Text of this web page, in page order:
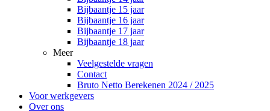
Bijbaantje 15 jaar
Bijbaantje 16 jaar
Bijbaantje 17 jaar
Bijbaantje 18 jaar
Meer
Veelgestelde vragen
Contact
Bruto Netto Berekenen 2024 / 2025
Voor werkgevers
Over ons